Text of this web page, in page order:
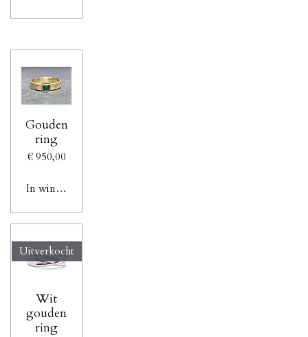
Gouden
ring
€ 950,00
In winkelwagen
Uitverkocht
Wit
gouden
ring